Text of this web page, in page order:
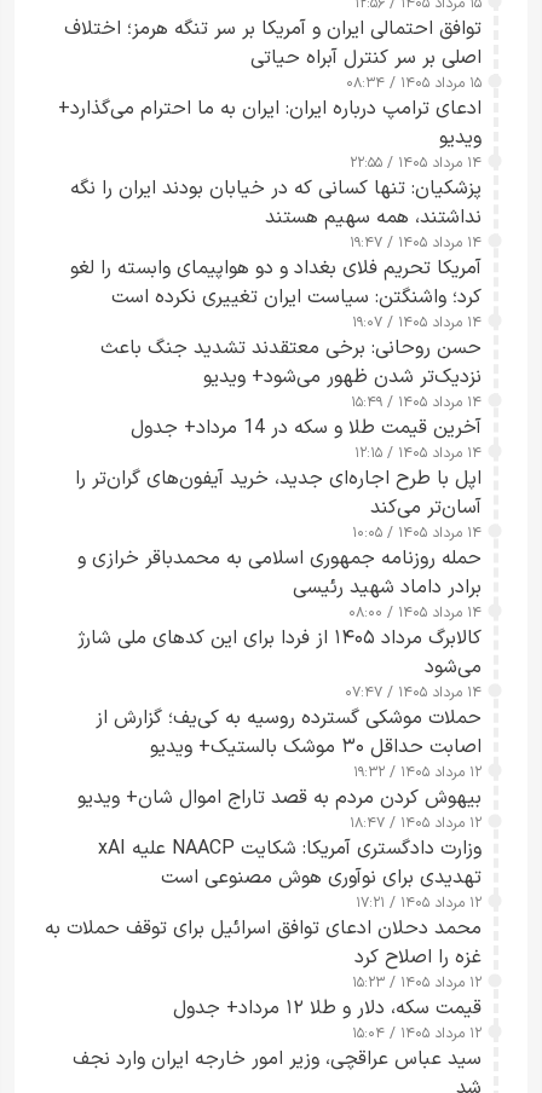
توافق احتمالی ایران و آمریکا بر سر تنگه هرمز؛ اختلاف
اصلی بر سر کنترل آبراه حیاتی
۱۵ مرداد ۱۴۰۵ / ۰۸:۳۴
ادعای ترامپ درباره ایران: ایران به ما احترام می‌گذارد+
ویدیو
۱۴ مرداد ۱۴۰۵ / ۲۲:۵۵
پزشکیان: تنها کسانی که در خیابان بودند ایران را نگه
نداشتند، همه سهیم هستند
۱۴ مرداد ۱۴۰۵ / ۱۹:۴۷
آمریکا تحریم فلای بغداد و دو هواپیمای وابسته را لغو
کرد؛ واشنگتن: سیاست ایران تغییری نکرده است
۱۴ مرداد ۱۴۰۵ / ۱۹:۰۷
حسن روحانی: برخی معتقدند تشدید جنگ باعث
نزدیک‌تر شدن ظهور می‌شود+ ویدیو
۱۴ مرداد ۱۴۰۵ / ۱۵:۴۹
آخرین قیمت طلا و سکه در 14 مرداد+ جدول
۱۴ مرداد ۱۴۰۵ / ۱۲:۱۵
اپل با طرح اجاره‌ای جدید، خرید آیفون‌های گران‌تر را
آسان‌تر می‌کند
۱۴ مرداد ۱۴۰۵ / ۱۰:۰۵
حمله روزنامه جمهوری اسلامی به محمدباقر خرازی و
برادر داماد شهید رئیسی
۱۴ مرداد ۱۴۰۵ / ۰۸:۰۰
کالابرگ مرداد ۱۴۰۵ از فردا برای این کدهای ملی شارژ
می‌شود
۱۴ مرداد ۱۴۰۵ / ۰۷:۴۷
حملات موشکی گسترده روسیه به کی‌یف؛ گزارش از
اصابت حداقل ۳۰ موشک بالستیک+ ویدیو
۱۲ مرداد ۱۴۰۵ / ۱۹:۳۲
بیهوش کردن مردم به قصد تاراج اموال شان+ ویدیو
۱۲ مرداد ۱۴۰۵ / ۱۸:۴۷
وزارت دادگستری آمریکا: شکایت NAACP علیه xAI
تهدیدی برای نوآوری هوش مصنوعی است
۱۲ مرداد ۱۴۰۵ / ۱۷:۲۱
محمد دحلان ادعای توافق اسرائیل برای توقف حملات به
غزه را اصلاح کرد
۱۲ مرداد ۱۴۰۵ / ۱۵:۲۳
قیمت سکه، دلار و طلا ۱۲ مرداد+ جدول
۱۲ مرداد ۱۴۰۵ / ۱۵:۰۴
سید عباس عراقچی، وزیر امور خارجه ایران وارد نجف